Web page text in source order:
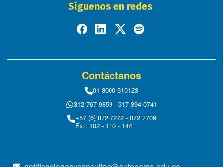
Síguenos en redes
Contáctanos
01-8000-510123
312 767 9859 - 317 894 0741
+57 (6) 872 7272 - 872 7709
Ext: 102 - 110 - 144